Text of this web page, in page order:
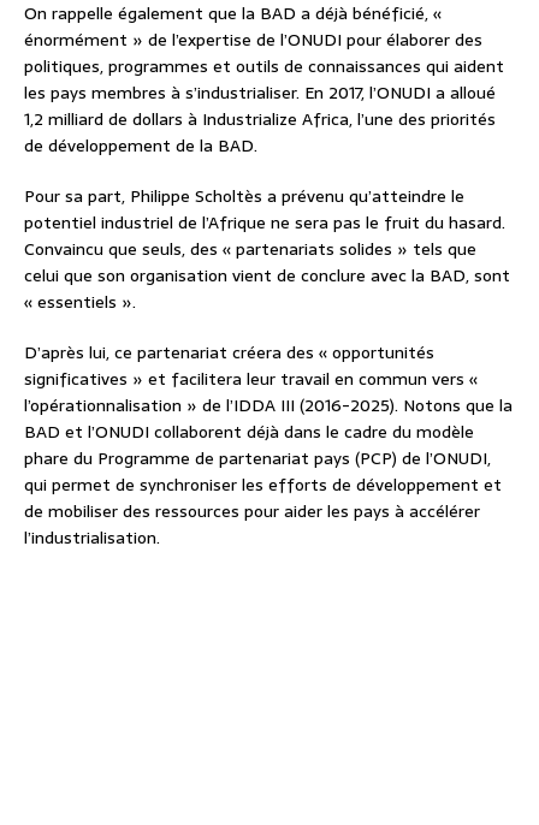
On rappelle également que la BAD a déjà bénéficié, «
énormément » de l’expertise de l’ONUDI pour élaborer des
politiques, programmes et outils de connaissances qui aident
les pays membres à s’industrialiser. En 2017, l’ONUDI a alloué
1,2 milliard de dollars à Industrialize Africa, l’une des priorités
de développement de la BAD.
Pour sa part, Philippe Scholtès a prévenu qu’atteindre le
potentiel industriel de l’Afrique ne sera pas le fruit du hasard.
Convaincu que seuls, des « partenariats solides » tels que
celui que son organisation vient de conclure avec la BAD, sont
« essentiels ».
D’après lui, ce partenariat créera des « opportunités
significatives » et facilitera leur travail en commun vers «
l’opérationnalisation » de l’IDDA III (2016-2025). Notons que la
BAD et l’ONUDI collaborent déjà dans le cadre du modèle
phare du Programme de partenariat pays (PCP) de l’ONUDI,
qui permet de synchroniser les efforts de développement et
de mobiliser des ressources pour aider les pays à accélérer
l’industrialisation.